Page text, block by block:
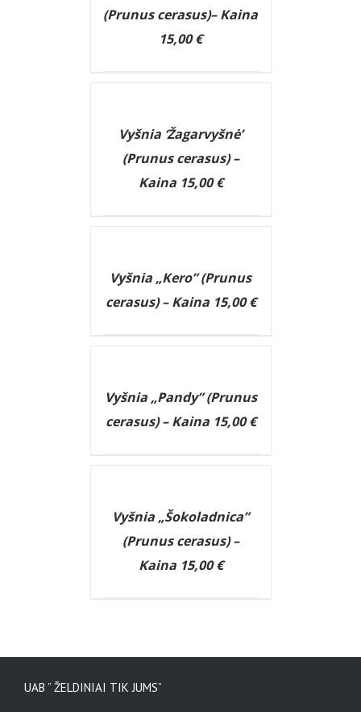
(Prunus cerasus)– Kaina
15,00 €
Vyšnia ‘Žagarvyšnė’
(Prunus cerasus) –
Kaina 15,00 €
Vyšnia „Kero” (Prunus
cerasus) – Kaina 15,00 €
Vyšnia „Pandy” (Prunus
cerasus) – Kaina 15,00 €
Vyšnia „Šokoladnica”
(Prunus cerasus) –
Kaina 15,00 €
UAB ” ŽELDINIAI TIK JUMS”